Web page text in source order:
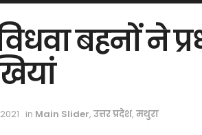
बहनों ने
in Main Slider, उत्तर प्रदेश, मथुरा